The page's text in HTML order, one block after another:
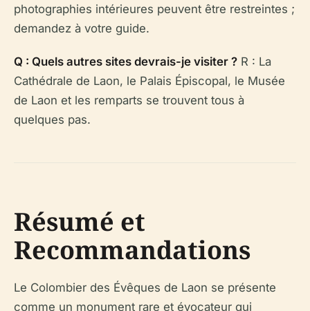
photographies intérieures peuvent être restreintes ;
demandez à votre guide.
Q : Quels autres sites devrais-je visiter ? R : La
Cathédrale de Laon, le Palais Épiscopal, le Musée
de Laon et les remparts se trouvent tous à
quelques pas.
Résumé et
Recommandations
Le Colombier des Évêques de Laon se présente
comme un monument rare et évocateur qui